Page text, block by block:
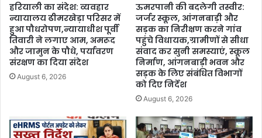
हरियाली का संदेश: व्यवहार
न्यायालय ढीमरखेड़ा परिसर में
हुआ पौधरोपण,न्यायाधीश पूर्वी
तिवारी ने लगाए आम, अमरूद
और जामुन के पौधे, पर्यावरण
संरक्षण का दिया संदेश
August 6, 2026
ऊमरपानी की बदलेगी तस्वीर:
जर्जर स्कूल, आंगनबाड़ी और
सड़क का निरीक्षण करने गांव
पहुंचे विधायक,ग्रामीणों से सीधा
संवाद कर सुनी समस्याएं, स्कूल
निर्माण, आंगनबाड़ी भवन और
सड़क के लिए संबंधित विभागों
को दिए निर्देश
August 6, 2026